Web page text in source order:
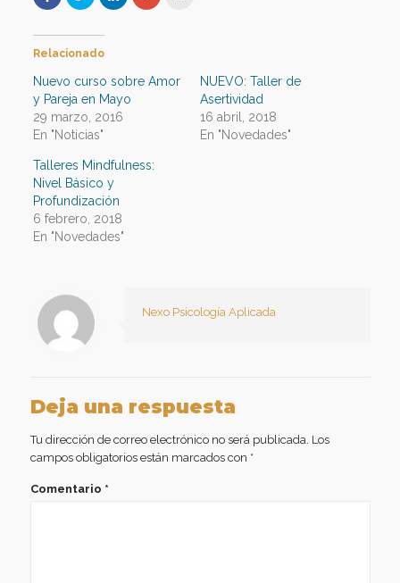
clic
para
en
Facebook
(Se
en
una
ventana
nueva)
clic
para
en
Twitter
(Se
en
una
ventana
nueva)
clic
para
en
una
ventana
nueva)
clic
en
una amigo
(Se
abre
una
ventana
Relacionado
Nuevo curso sobre Amor
y Pareja en Mayo
29 marzo, 2016
En "Noticias"
NUEVO: Taller de
Asertividad
16 abril, 2018
En "Novedades"
Talleres Mindfulness:
Nivel Básico y
Profundización
6 febrero, 2018
En "Novedades"
Nexo Psicología Aplicada
Deja una respuesta
Tu dirección de correo electrónico no será publicada. Los
campos obligatorios están marcados con *
Comentario *